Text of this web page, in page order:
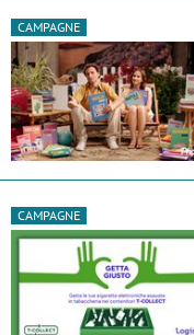
CAMPAGNE
CAMPAGNE